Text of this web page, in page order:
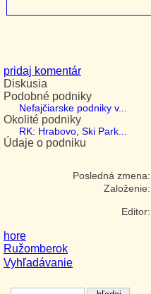
Vyhľadávanie
pridaj komentár
Diskusia
Podobné podniky
Nefajčiarske podniky v...
Okolité podniky
RK: Hrabovo, Ski Park...
Údaje o podniku
Posledná zmena:
Založenie:
Editor:
hore
Ružomberok